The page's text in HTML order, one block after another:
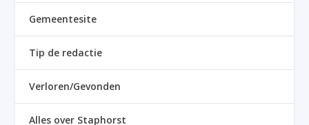
Gemeentesite
Tip de redactie
Verloren/Gevonden
Alles over Staphorst